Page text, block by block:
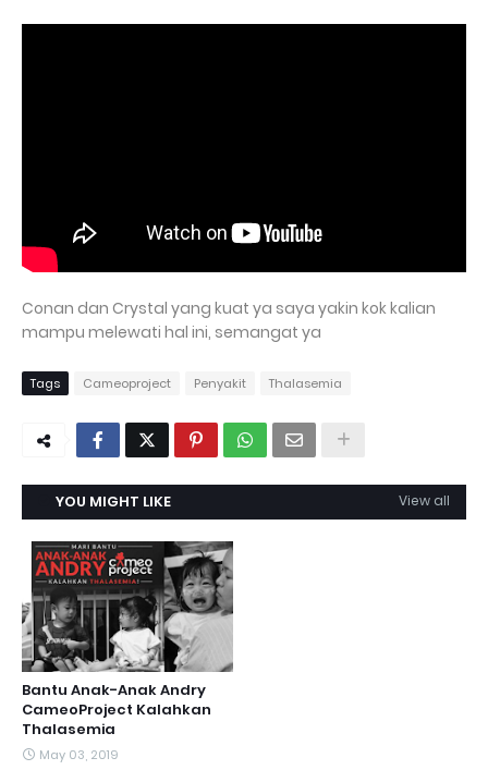
Conan dan Crystal yang kuat ya saya yakin kok kalian
mampu melewati hal ini, semangat ya
Tags Cameoproject Penyakit Thalasemia
YOU MIGHT LIKE View all
Bantu Anak-Anak Andry
CameoProject Kalahkan
Thalasemia
May 03, 2019